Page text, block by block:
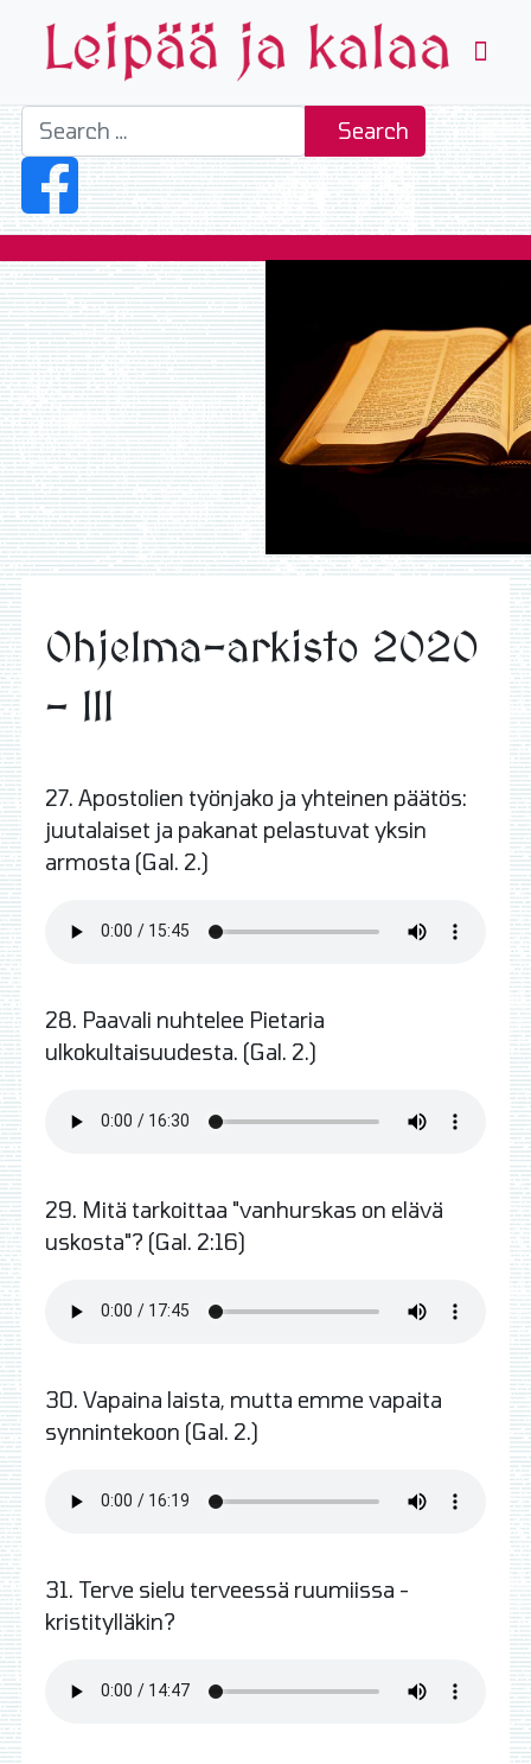
Search Search
Ohjelma-arkisto 2020
- III
27. Apostolien työnjako ja yhteinen päätös:
juutalaiset ja pakanat pelastuvat yksin
armosta (Gal. 2.)
28. Paavali nuhtelee Pietaria
ulkokultaisuudesta. (Gal. 2.)
29. Mitä tarkoittaa "vanhurskas on elävä
uskosta"? (Gal. 2:16)
30. Vapaina laista, mutta emme vapaita
synnintekoon (Gal. 2.)
31. Terve sielu terveessä ruumiissa -
kristitylläkin?